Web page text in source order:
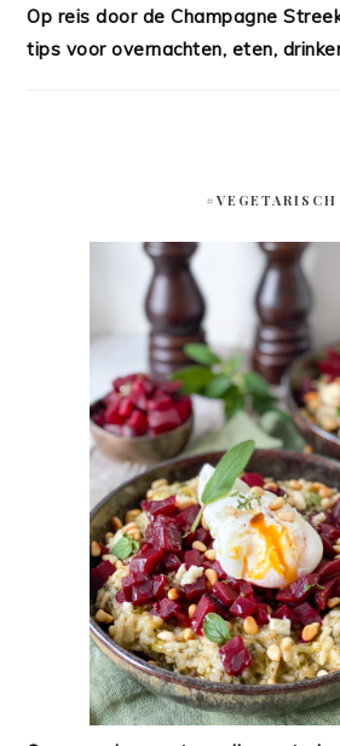
Op reis door de Champagne
tips voor overnachten, eten,
#VEGETARISCH